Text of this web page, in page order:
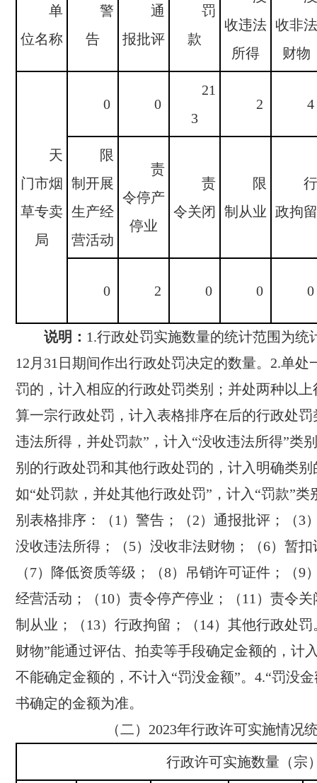
单
位名称
警
告
通
报批评
罚
款
收违法
所得
收非法
财物
天
门市烟
草专卖
局
0 0
21
3
2 4
限
制开展
生产经
营活动
责
令停产
停业
责
令关闭
限
制从业
行
政拘留
0 2 0 0 0
说明： 1.行政处罚实施数量的统计范围为统
12月31日期间作出行政处罚决定的数量。2.单处
罚的，计入相应的行政处罚类别；并处两种以
算一宗行政处罚，计入表格排序在后的行政处罚
违法所得，并处罚款”，计入“没收违法所得”类
别的行政处罚和其他行政处罚的，计入明确类
如“处罚款，并处其他行政处罚”，计入“罚款”类
别表格排序：（1）警告；（2）通报批评；（3
没收违法所得；（5）没收非法财物；（6）暂
（7）降低资质等级；（8）吊销许可证件；（9
经营活动；（10）责令停产停业；（11）责令关
制从业；（13）行政拘留；（14）其他行政处罚
财物”能通过评估、拍卖等手段确定金额的，计
不能确定金额的，不计入“罚没金额”。4.“罚没
书确定的金额为准。
（二） 2023年行政许可实施情况
行政许可实施数量（宗